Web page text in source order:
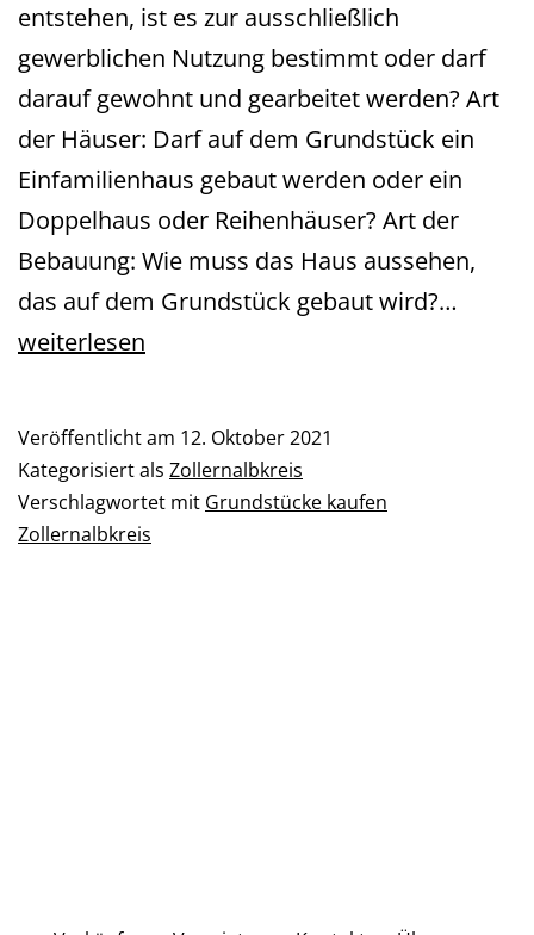
entstehen, ist es zur ausschließlich
gewerblichen Nutzung bestimmt oder darf
darauf gewohnt und gearbeitet werden? Art
der Häuser: Darf auf dem Grundstück ein
Einfamilienhaus gebaut werden oder ein
Doppelhaus oder Reihenhäuser? Art der
Bebauung: Wie muss das Haus aussehen,
das auf dem Grundstück gebaut wird?…
weiterlesen
Veröffentlicht am 12. Oktober 2021
Kategorisiert als Zollernalbkreis
Verschlagwortet mit Grundstücke kaufen
Zollernalbkreis